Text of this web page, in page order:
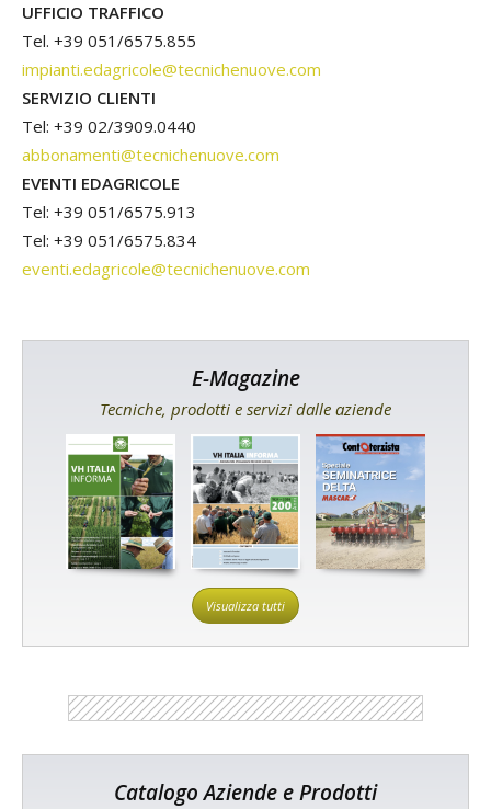
UFFICIO TRAFFICO
Tel. +39 051/6575.855
impianti.edagricole@tecnichenuove.com
SERVIZIO CLIENTI
Tel: +39 02/3909.0440
abbonamenti@tecnichenuove.com
EVENTI EDAGRICOLE
Tel: +39 051/6575.913
Tel: +39 051/6575.834
eventi.edagricole@tecnichenuove.com
E-Magazine
Tecniche, prodotti e servizi dalle aziende
Visualizza tutti
Catalogo Aziende e Prodotti